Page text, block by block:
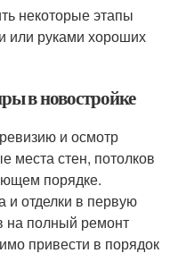
некоторые этапы
или руками хороших
в новостройке
и осмотр
места стен, потолков
порядке.
и отделки в первую
на полный ремонт
привести в порядок